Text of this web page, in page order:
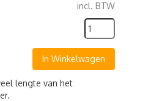
incl. BTW
In Winkelwagen
lengte van het